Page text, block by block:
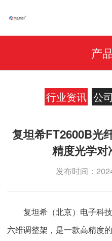
产
行业资讯 公
复坦希FT2600B光
精度光学
发布时间：
复坦希（北京）电子科技
六维调整架，是一款高精度